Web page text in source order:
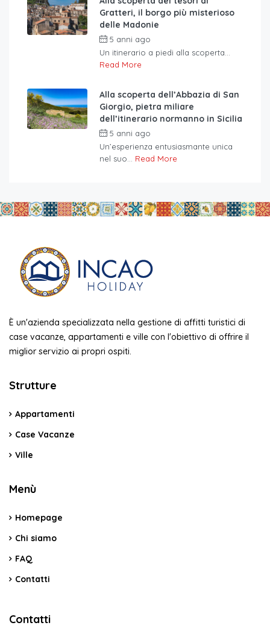
Gratteri, il borgo più misterioso
delle Madonie
5 anni ago
Un itinerario a piedi alla scoperta...
Read More
Alla scoperta dell’Abbazia di San
Giorgio, pietra miliare
dell’itinerario normanno in Sicilia
5 anni ago
Un’esperienza entusiasmante unica
nel suo... Read More
È un'azienda specializzata nella gestione di affitti turistici di
case vacanze, appartamenti e ville con l'obiettivo di offrire il
miglior servizio ai propri ospiti.
Strutture
Appartamenti
Case Vacanze
Ville
Menù
Homepage
Chi siamo
FAQ
Contatti
Contatti